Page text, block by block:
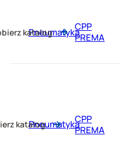
katalog
PneumatykaCPP
PREMA
katalog
PneumatykaCPP
PREMA